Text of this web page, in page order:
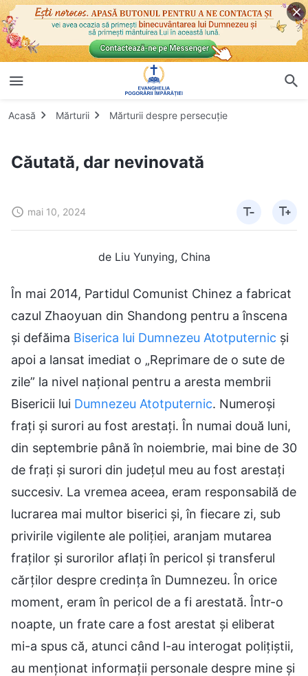
Acasă Mărturii Mărturii despre persecuție
Căutată, dar nevinovată
mai 10, 2024
de Liu Yunying, China
În mai 2014, Partidul Comunist Chinez a fabricat
cazul Zhaoyuan din Shandong pentru a înscena
și defăima Biserica lui Dumnezeu Atotputernic și
apoi a lansat imediat o „Reprimare de o sute de
zile” la nivel național pentru a aresta membrii
Bisericii lui Dumnezeu Atotputernic. Numeroși
frați și surori au fost arestați. În numai două luni,
din septembrie până în noiembrie, mai bine de 30
de frați și surori din județul meu au fost arestați
succesiv. La vremea aceea, eram responsabilă de
lucrarea mai multor biserici și, în fiecare zi, sub
privirile vigilente ale poliției, aranjam mutarea
fraților și surorilor aflați în pericol și transferul
cărților despre credința în Dumnezeu. În orice
moment, eram în pericol de a fi arestată. Într-o
noapte, un frate care a fost arestat și eliberat
mi-a spus că, atunci când l-au interogat polițiștii,
au menționat informații personale despre mine și